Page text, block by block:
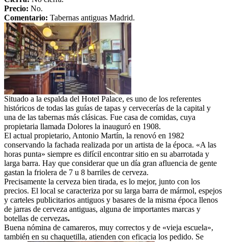
Precio: No.
Comentario: Tabernas antiguas Madrid.
Situado a la espalda del Hotel Palace, es uno de los referentes
históricos de todas las guías de tapas y cervecerías de la capital y
una de las tabernas más clásicas. Fue casa de comidas, cuya
propietaria llamada Dolores la inauguró en 1908.
El actual propietario, Antonio Martín, la renovó en 1982
conservando la fachada realizada por un artista de la época. «A las
horas punta» siempre es difícil encontrar sitio en su abarrotada y
larga barra. Hay que considerar que un día gran afluencia de gente
gastan la friolera de 7 u 8 barriles de cerveza.
Precisamente la cerveza bien tirada, es lo mejor, junto con los
precios. El local se caracteriza por su larga barra de mármol, espejos
y carteles publicitarios antiguos y basares de la misma época llenos
de jarras de cerveza antiguas, alguna de importantes marcas y
botellas de cervezas.
Buena nómina de camareros, muy correctos y de «vieja escuela»,
también en su chaquetilla, atienden con eficacia los pedido. Se